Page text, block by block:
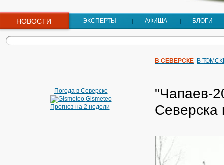
НОВОСТИ ЭКСПЕРТЫ АФИША БЛОГИ
Погода в Северске
Gismeteo
Прогноз на 2 недели
В СЕВЕРСКЕ В
"Чапаев-
Северска